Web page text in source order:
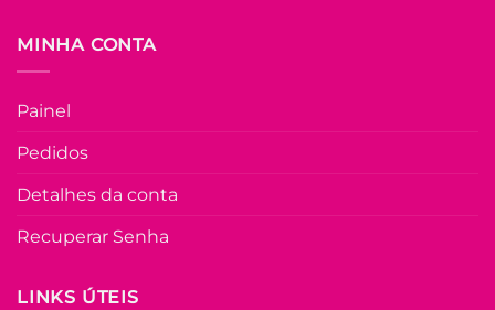
MINHA CONTA
Painel
Pedidos
Detalhes da conta
Recuperar Senha
LINKS ÚTEIS